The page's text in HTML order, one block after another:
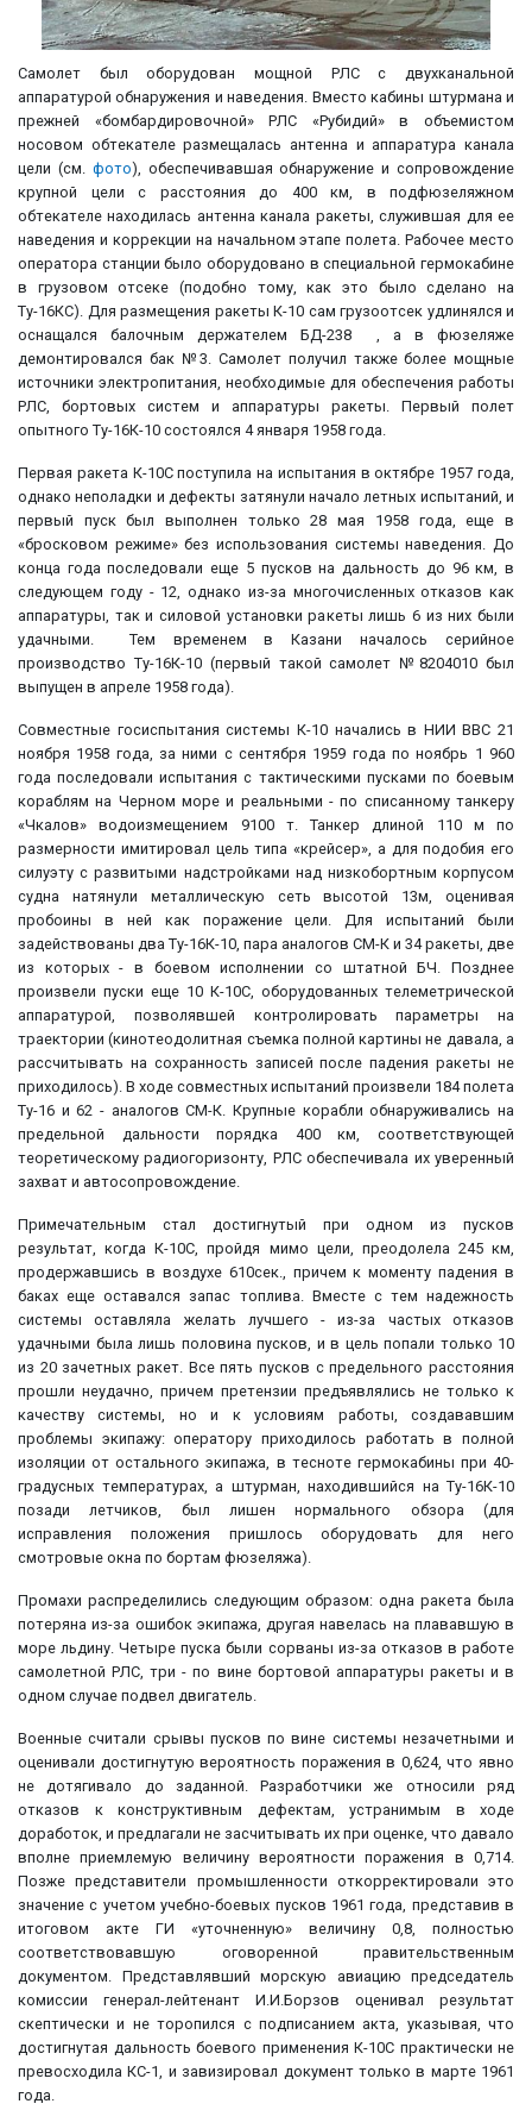
Самолет был оборудован мощной РЛС с двухканальной
аппаратурой обнаружения и наведения. Вместо кабины штурмана и
прежней «бомбардировочной» РЛС «Рубидий» в объемистом
носовом обтекателе размещалась антенна и аппаратура канала
цели (см. фото), обеспечивавшая обнаружение и сопровождение
крупной цели с расстояния до 400 км, в подфюзеляжном
обтекателе находилась антенна канала ракеты, служившая для ее
наведения и коррекции на начальном этапе полета. Рабочее место
оператора станции было оборудовано в специальной гермокабине
в грузовом отсеке (подобно тому, как это было сделано на
Ту-16КС). Для размещения ракеты К-10 сам грузоотсек удлинялся и
оснащался балочным держателем БД-238 , а в фюзеляже
демонтировался бак №3. Самолет получил также более мощные
источники электропитания, необходимые для обеспечения работы
РЛС, бортовых систем и аппаратуры ракеты. Первый полет
опытного Ту-16К-10 состоялся 4 января 1958 года.
Первая ракета К-10С поступила на испытания в октябре 1957 года,
однако неполадки и дефекты затянули начало летных испытаний, и
первый пуск был выполнен только 28 мая 1958 года, еще в
«бросковом режиме» без использования системы наведения. До
конца года последовали еще 5 пусков на дальность до 96 км, в
следующем году - 12, однако из-за многочисленных отказов как
аппаратуры, так и силовой установки ракеты лишь 6 из них были
удачными. Тем временем в Казани началось серийное
производство Ту-16К-10 (первый такой самолет №8204010 был
выпущен в апреле 1958 года).
Совместные госиспытания системы К-10 начались в НИИ ВВС 21
ноября 1958 года, за ними с сентября 1959 года по ноябрь 1 960
года последовали испытания с тактическими пусками по боевым
кораблям на Черном море и реальными - по списанному танкеру
«Чкалов» водоизмещением 9100 т. Танкер длиной 110 м по
размерности имитировал цель типа «крейсер», а для подобия его
силуэту с развитыми надстройками над низкобортным корпусом
судна натянули металлическую сеть высотой 13м, оценивая
пробоины в ней как поражение цели. Для испытаний были
задействованы два Ту-16К-10, пара аналогов СМ-К и 34 ракеты, две
из которых - в боевом исполнении со штатной БЧ. Позднее
произвели пуски еще 10 К-10С, оборудованных телеметрической
аппаратурой, позволявшей контролировать параметры на
траектории (кинотеодолитная съемка полной картины не давала, а
рассчитывать на сохранность записей после падения ракеты не
приходилось). В ходе совместных испытаний произвели 184 полета
Ту-16 и 62 - аналогов СМ-К. Крупные корабли обнаруживались на
предельной дальности порядка 400 км, соответствующей
теоретическому радиогоризонту, РЛС обеспечивала их уверенный
захват и автосопровождение.
Примечательным стал достигнутый при одном из пусков
результат, когда К-10С, пройдя мимо цели, преодолела 245 км,
продержавшись в воздухе 610сек., причем к моменту падения в
баках еще оставался запас топлива. Вместе с тем надежность
системы оставляла желать лучшего - из-за частых отказов
удачными была лишь половина пусков, и в цель попали только 10
из 20 зачетных ракет. Все пять пусков с предельного расстояния
прошли неудачно, причем претензии предъявлялись не только к
качеству системы, но и к условиям работы, создававшим
проблемы экипажу: оператору приходилось работать в полной
изоляции от остального экипажа, в тесноте гермокабины при 40-
градусных температурах, а штурман, находившийся на Ту-16К-10
позади летчиков, был лишен нормального обзора (для
исправления положения пришлось оборудовать для него
смотровые окна по бортам фюзеляжа).
Промахи распределились следующим образом: одна ракета была
потеряна из-за ошибок экипажа, другая навелась на плававшую в
море льдину. Четыре пуска были сорваны из-за отказов в работе
самолетной РЛС, три - по вине бортовой аппаратуры ракеты и в
одном случае подвел двигатель.
Военные считали срывы пусков по вине системы незачетными и
оценивали достигнутую вероятность поражения в 0,624, что явно
не дотягивало до заданной. Разработчики же относили ряд
отказов к конструктивным дефектам, устранимым в ходе
доработок, и предлагали не засчитывать их при оценке, что давало
вполне приемлемую величину вероятности поражения в 0,714.
Позже представители промышленности откорректировали это
значение с учетом учебно-боевых пусков 1961 года, представив в
итоговом акте ГИ «уточненную» величину 0,8, полностью
соответствовавшую оговоренной правительственным
документом. Представлявший морскую авиацию председатель
комиссии генерал-лейтенант И.И.Борзов оценивал результат
скептически и не торопился с подписанием акта, указывая, что
достигнутая дальность боевого применения К-10С практически не
превосходила КС-1, и завизировал документ только в марте 1961
года.